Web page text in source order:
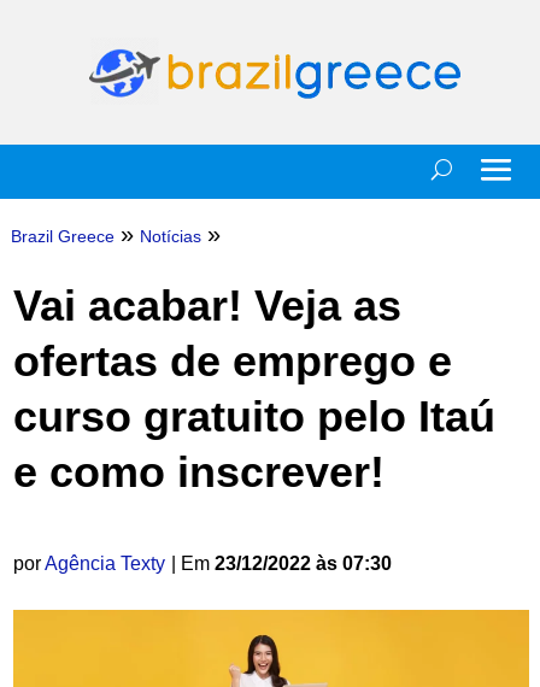
Brazil Greece » Notícias »
Vai acabar! Veja as
ofertas de emprego e
curso gratuito pelo Itaú
e como inscrever!
porAgência Texty | Em 23/12/2022 às 07:30